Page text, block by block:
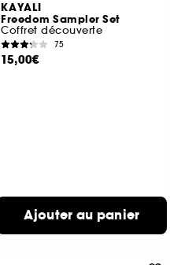
KAYALI
Freedom Sampler Set
Coffret découverte
75
15,00€
Ajouter au panier